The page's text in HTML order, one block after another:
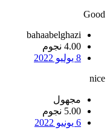
Good
bahaabelghazi
4.00 نجوم
8 يوليو 2022
nice
مجهول
5.00 نجوم
6 يونيو 2022